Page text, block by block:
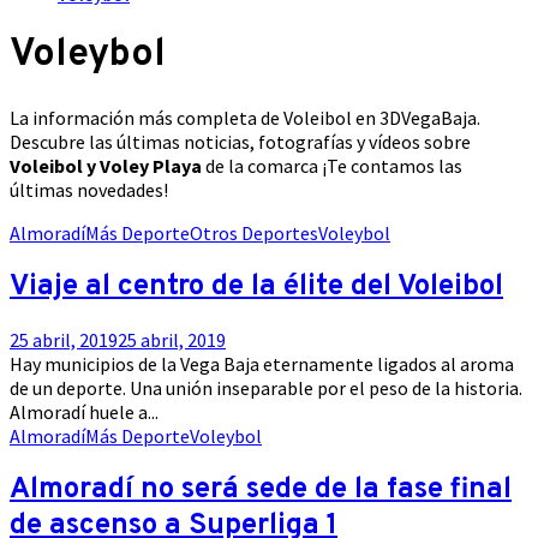
Voleybol
La información más completa de Voleibol en 3DVegaBaja.
Descubre las últimas noticias, fotografías y vídeos sobre
Voleibol y Voley Playa de la comarca ¡Te contamos las
últimas novedades!
AlmoradíMás DeporteOtros DeportesVoleybol
Viaje al centro de la élite del Voleibol
25 abril, 201925 abril, 2019
Hay municipios de la Vega Baja eternamente ligados al aroma
de un deporte. Una unión inseparable por el peso de la historia.
Almoradí huele a...
AlmoradíMás DeporteVoleybol
Almoradí no será sede de la fase final
de ascenso a Superliga 1